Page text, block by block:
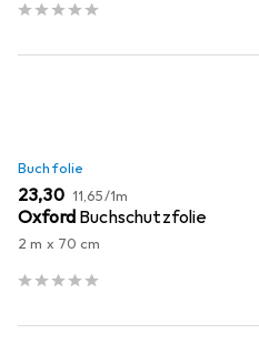
Buchfolie
EUR
23,30 EUR
11,65/1m
Oxford Buchschutzfolie
2 m x 70 cm